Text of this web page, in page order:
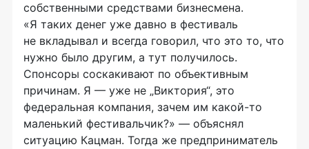
собственными средствами бизнесмена.
«Я таких денег уже давно в фестиваль
не вкладывал и всегда говорил, что это то, что
нужно было другим, а тут получилось.
Спонсоры соскакивают по объективным
причинам. Я — уже не „Виктория“, это
федеральная компания, зачем им какой-то
маленький фестивальчик?» — объяснял
ситуацию Кацман. Тогда же предприниматель